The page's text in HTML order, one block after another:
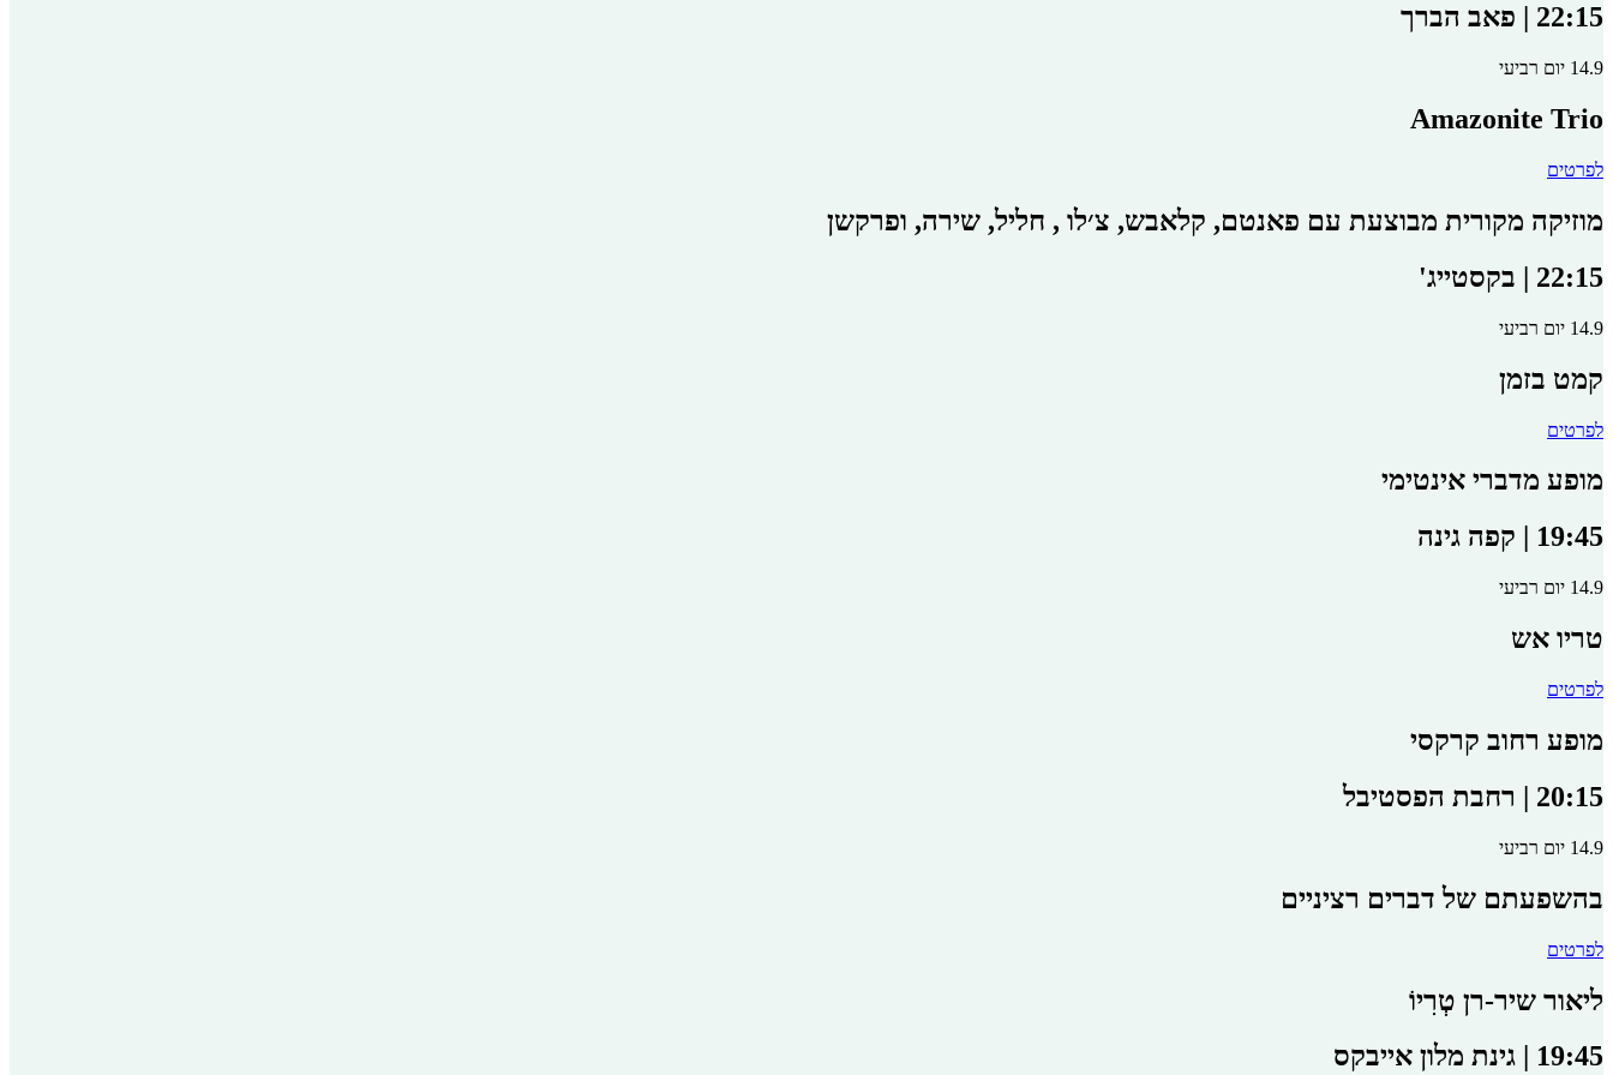
22:15 | פאב הברך
14.9 יום רביעי
Amazonite Trio
לפרטים
מוזיקה מקורית מבוצעת עם פאנטם, קלאבש, צ׳לו , חליל, שירה, ופרקשן
22:15 | בקסטייג'
14.9 יום רביעי
קמט בזמן
לפרטים
מופע מדברי אינטימי
19:45 | קפה גינה
14.9 יום רביעי
טריו אש
לפרטים
מופע רחוב קרקסי
20:15 | רחבת הפסטיבל
14.9 יום רביעי
בהשפעתם של דברים רציניים
לפרטים
ליאור שיר-רן טְרִיוֹ
19:45 | גינת מלון אייבקס